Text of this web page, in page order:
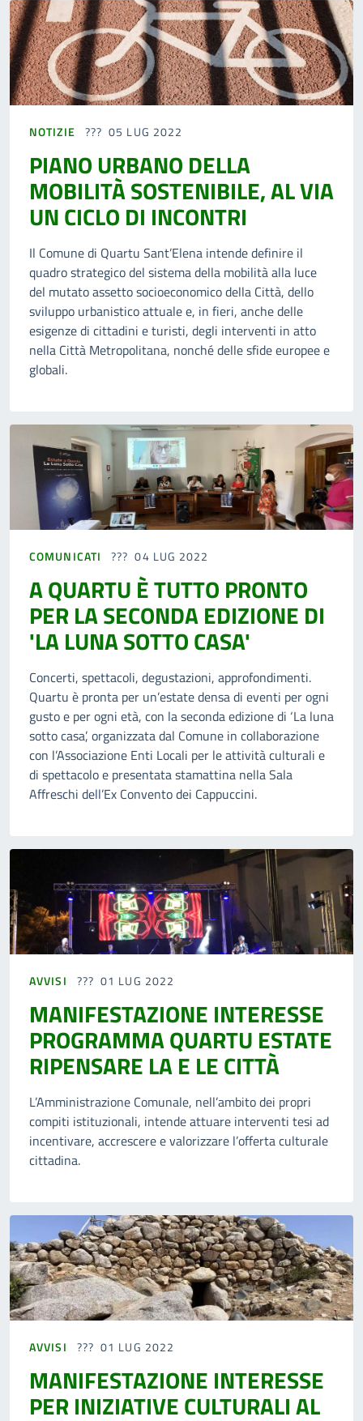
NOTIZIE 05 LUG 2022
PIANO URBANO DELLA
MOBILITÀ SOSTENIBILE, AL VIA
UN CICLO DI INCONTRI
Il Comune di Quartu Sant’Elena intende definire il
quadro strategico del sistema della mobilità alla luce
del mutato assetto socioeconomico della Città, dello
sviluppo urbanistico attuale e, in fieri, anche delle
esigenze di cittadini e turisti, degli interventi in atto
nella Città Metropolitana, nonché delle sfide europee e
globali.
COMUNICATI 04 LUG 2022
A QUARTU È TUTTO PRONTO
PER LA SECONDA EDIZIONE DI
'LA LUNA SOTTO CASA'
Concerti, spettacoli, degustazioni, approfondimenti.
Quartu è pronta per un’estate densa di eventi per ogni
gusto e per ogni età, con la seconda edizione di ‘La luna
sotto casa’, organizzata dal Comune in collaborazione
con l’Associazione Enti Locali per le attività culturali e
di spettacolo e presentata stamattina nella Sala
Affreschi dell’Ex Convento dei Cappuccini.
AVVISI 01 LUG 2022
MANIFESTAZIONE INTERESSE
PROGRAMMA QUARTU ESTATE
RIPENSARE LA E LE CITTÀ
L’Amministrazione Comunale, nell’ambito dei propri
compiti istituzionali, intende attuare interventi tesi ad
incentivare, accrescere e valorizzare l’offerta culturale
cittadina.
AVVISI 01 LUG 2022
MANIFESTAZIONE INTERESSE
PER INIZIATIVE CULTURALI AL